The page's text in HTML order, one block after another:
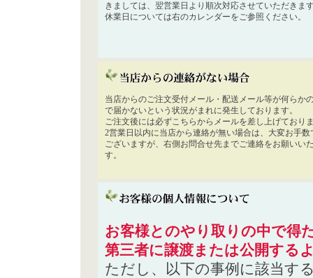
きましては、翌営業日より順次対応させていただきま
休業日については右のカレンダーをご参照ください。
当店からのご注文受付メール・配送メール等が何らか
で届かないという状況がまれに発生しております。
ご注文後には必ずこちらからメールを差し上げており
2営業日以内に当店から連絡が無い場合は、大変お手数
ございますが、右側お問合せ先までご連絡をお願いい
す。
お客様とのやり取りの中で得
第三者に譲渡または公開する
ただし、以下の事例に該当す